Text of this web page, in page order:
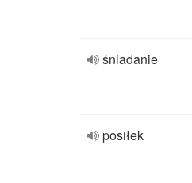
śniadanie
posiłek